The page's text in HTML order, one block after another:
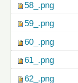
58_.png
59_.png
60_.png
61_.png
62_.png